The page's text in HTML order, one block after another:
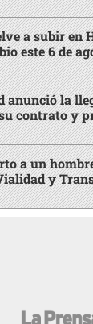
a subir en
este 6 de
anunció la
contrato y
a un
y